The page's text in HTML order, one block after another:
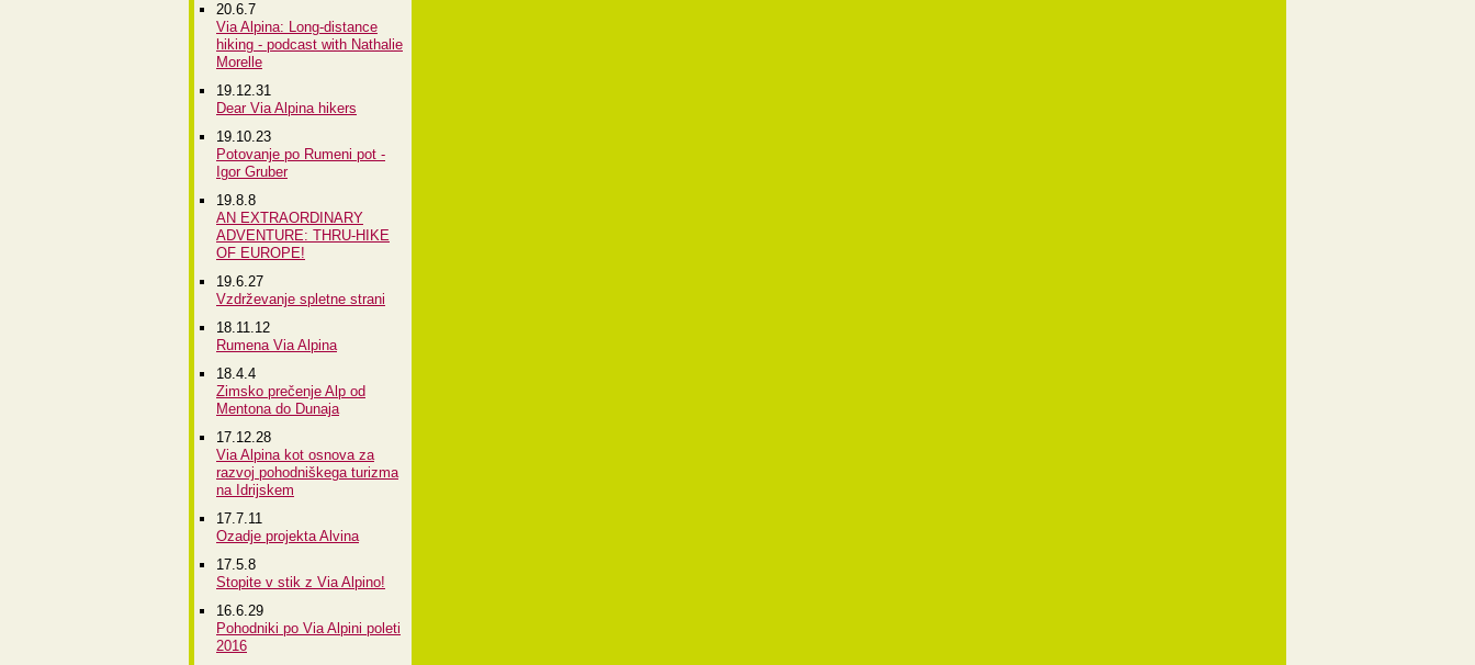
20.6.7
Via Alpina: Long-distance
hiking - podcast with Nathalie
Morelle
19.12.31
Dear Via Alpina hikers
19.10.23
Potovanje po Rumeni pot -
Igor Gruber
19.8.8
AN EXTRAORDINARY
ADVENTURE: THRU-HIKE
OF EUROPE!
19.6.27
Vzdrževanje spletne strani
18.11.12
Rumena Via Alpina
18.4.4
Zimsko prečenje Alp od
Mentona do Dunaja
17.12.28
Via Alpina kot osnova za
razvoj pohodniškega turizma
na Idrijskem
17.7.11
Ozadje projekta Alvina
17.5.8
Stopite v stik z Via Alpino!
16.6.29
Pohodniki po Via Alpini poleti
2016